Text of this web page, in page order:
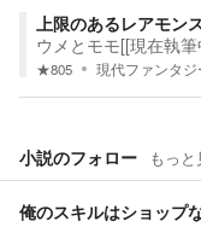
上限のあるレアモン
ウメとモモ[[現在執筆
★805 現代ファンタジ
小説のフォロー もっと
俺のスキルはショップ